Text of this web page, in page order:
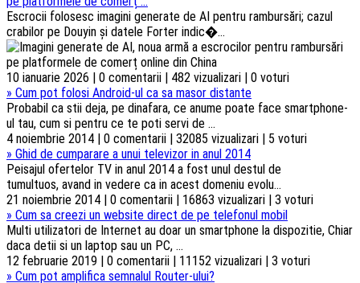
Escrocii folosesc imagini generate de AI pentru rambursări; cazul
crabilor pe Douyin și datele Forter indic�...
10 ianuarie 2026 | 0 comentarii | 482 vizualizari | 0 voturi
» Cum pot folosi Android-ul ca sa masor distante
Probabil ca stii deja, pe dinafara, ce anume poate face smartphone-
ul tau, cum si pentru ce te poti servi de ...
4 noiembrie 2014 | 0 comentarii | 32085 vizualizari | 5 voturi
» Ghid de cumparare a unui televizor in anul 2014
Peisajul ofertelor TV in anul 2014 a fost unul destul de
tumultuos, avand in vedere ca in acest domeniu evolu...
21 noiembrie 2014 | 0 comentarii | 16863 vizualizari | 3 voturi
» Cum sa creezi un website direct de pe telefonul mobil
Multi utilizatori de Internet au doar un smartphone la dispozitie, Chiar
daca detii si un laptop sau un PC, ...
12 februarie 2019 | 0 comentarii | 11152 vizualizari | 3 voturi
» Cum pot amplifica semnalul Router-ului?